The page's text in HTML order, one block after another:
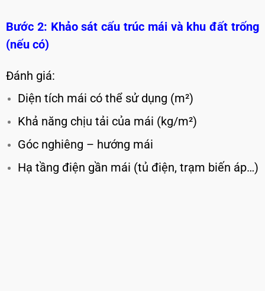
Bước 2: Khảo sát cấu trúc mái và khu đất trống
(nếu có)
Đánh giá:
Diện tích mái có thể sử dụng (m²)
Khả năng chịu tải của mái (kg/m²)
Góc nghiêng – hướng mái
Hạ tầng điện gần mái (tủ điện, trạm biến áp…)